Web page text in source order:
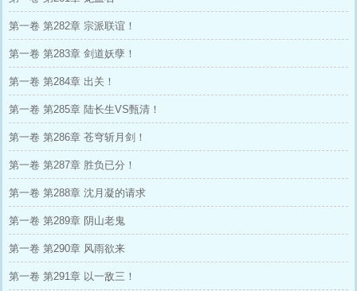
第一卷 第282章 宗派联谊！
第一卷 第283章 剑道妖孽！
第一卷 第284章 出关！
第一卷 第285章 陆长生VS甄清！
第一卷 第286章 苍穹斩月剑！
第一卷 第287章 胜负已分！
第一卷 第288章 沈月凝的请求
第一卷 第289章 阴山老鬼
第一卷 第290章 风雨欲来
第一卷 第291章 以一敌三！